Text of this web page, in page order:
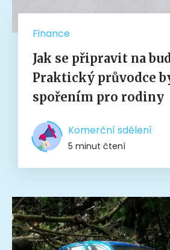
Finance
Jak se připravit na
Praktický průvodce
spořením pro rodiny
Komerční sdělení
5 minut čtení